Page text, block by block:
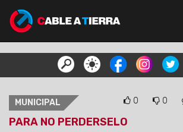
MUNICIPAL 0 0
PARA NO PERDERSELO